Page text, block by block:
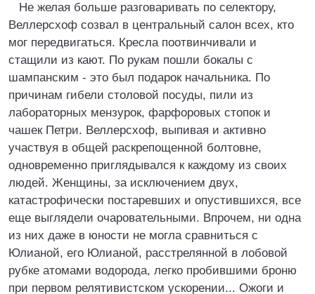
Не желая больше разговаривать по селектору,
Веллерсхоф созвал в центральный салон всех, кто
мог передвигаться. Кресла поотвинчивали и
стащили из кают. По рукам пошли бокалы с
шампанским - это был подарок начальника. По
причинам гибели столовой посуды, пили из
лабораторных мензурок, фарфоровых стопок и
чашек Петри. Веллерсхоф, выпивая и активно
участвуя в общей раскрепощенной болтовне,
одновременно приглядывался к каждому из своих
людей. Женщины, за исключением двух,
катастрофически постаревших и опустившихся, все
еще выглядели очаровательными. Впрочем, ни одна
из них даже в юности не могла сравниться с
Юлианой, его Юлианой, расстрелянной в лобовой
рубке атомами водорода, легко пробившими броню
при первом релятивистском ускорении... Ожоги и